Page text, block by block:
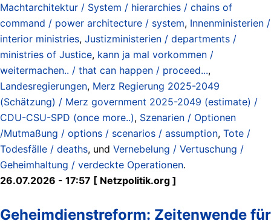
Machtarchitektur / System / hierarchies / chains of
command / power architecture / system, Innenministerien /
interior ministries, Justizministerien / departments /
ministries of Justice, kann ja mal vorkommen /
weitermachen.. / that can happen / proceed...,
Landesregierungen, Merz Regierung 2025-2049
(Schätzung) / Merz government 2025-2049 (estimate) /
CDU-CSU-SPD (once more..), Szenarien / Optionen
/Mutmaßung / options / scenarios / assumption, Tote /
Todesfälle / deaths, und Vernebelung / Vertuschung /
Geheimhaltung / verdeckte Operationen.
26.07.2026 - 17:57 [ Netzpolitik.org ]
Geheimdienstreform: Zeitenwende für